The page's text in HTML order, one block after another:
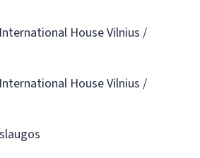
House Vilnius /
House Vilnius /